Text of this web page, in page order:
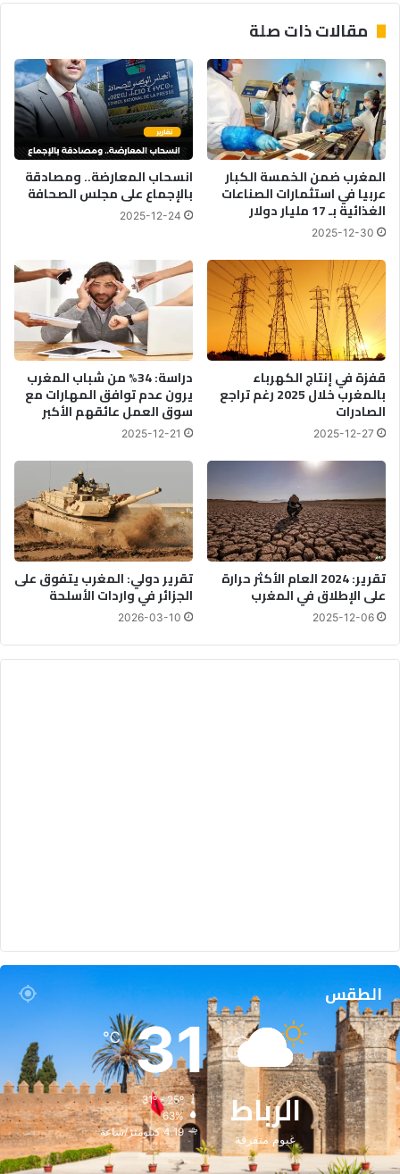
مقالات ذات صلة
المغرب ضمن الخمسة الكبار
عربيا في استثمارات الصناعات
الغذائية بـ 17 مليار دولار
2025-12-30
انسحاب المعارضة.. ومصادقة
بالإجماع على مجلس الصحافة
2025-12-24
قفزة في إنتاج الكهرباء
بالمغرب خلال 2025 رغم تراجع
الصادرات
2025-12-27
دراسة: 34% من شباب المغرب
يرون عدم توافق المهارات مع
سوق العمل عائقهم الأكبر
2025-12-21
تقرير: 2024 العام الأكثر حرارة
على الإطلاق في المغرب
2025-12-06
تقرير دولي: المغرب يتفوق على
الجزائر في واردات الأسلحة
2026-03-10
الطقس
الرباط
غيوم متفرقة
31
℃
31º - 25º
63%
4.19 كيلومتر/ساعة